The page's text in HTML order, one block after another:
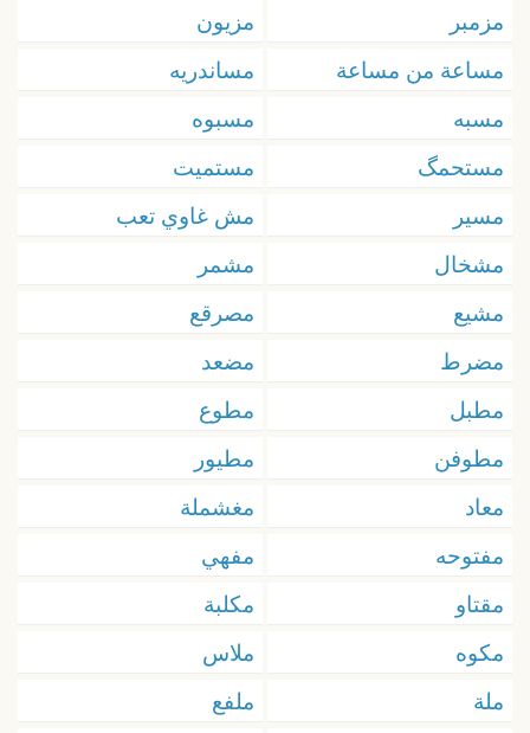
مزمبر
مزيون
مساعة من مساعة
مساندريه
مسبه
مسبوه
مستحمگ
مستميت
مسير
مش غاوي تعب
مشخال
مشمر
مشيع
مصرقع
مضرط
مضعد
مطبل
مطوع
مطوفن
مطيور
معاد
مغشملة
مفتوحه
مفهي
مقتاو
مكلبة
مكوه
ملاس
ملة
ملفع